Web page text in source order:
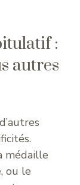
:
autres
médaille
ou le